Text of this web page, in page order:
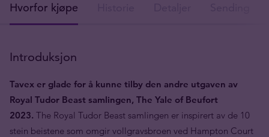
Hvorfor kjøpe
Introduksjon
Tavex er glade for å kunne tilby den andre utgaven av
Royal Tudor Beast samlingen, The Yale of Beufort
2023. The Royal Tudor Beast samlingen er inspirert av de 10
stein beistene som omgir vollgravsbroen ved Hampton Court